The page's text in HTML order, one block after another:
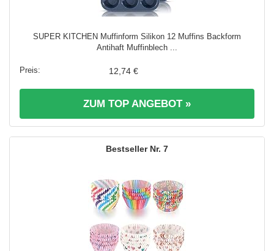
SUPER KITCHEN Muffinform Silikon 12 Muffins Backform
Antihaft Muffinblech ...
12,74 €
ZUM TOP ANGEBOT »
7